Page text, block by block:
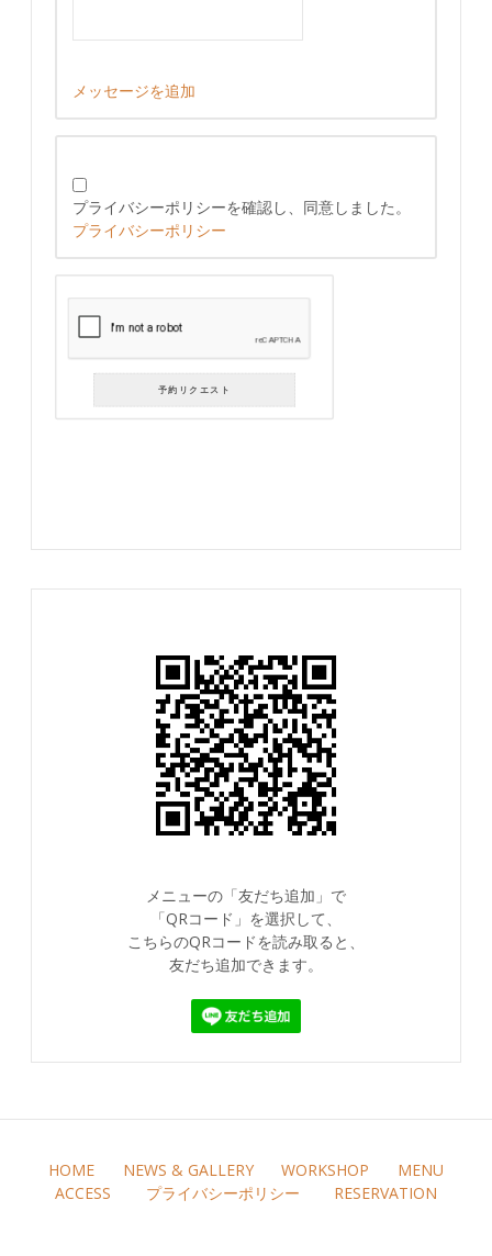
メッセージを追加
プライバシーポリシーを確認し、同意しました。
プライバシーポリシー
予約リクエスト
メニューの「友だち追加」で
「QRコード」を選択して、
こちらのQRコードを読み取ると、
友だち追加できます。
HOME NEWS & GALLERY WORKSHOP
MENU
ACCESS
プライバシーポリシー RESERVATION